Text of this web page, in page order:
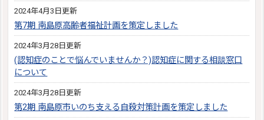
2024年4月3日更新
第7期 南島原高齢者福祉計画を策定しました
2024年3月28日更新
(認知症のことで悩んでいませんか？)認知症に関する相談窓口
について
2024年3月28日更新
第2期 南島原市いのち支える自殺対策計画を策定しました